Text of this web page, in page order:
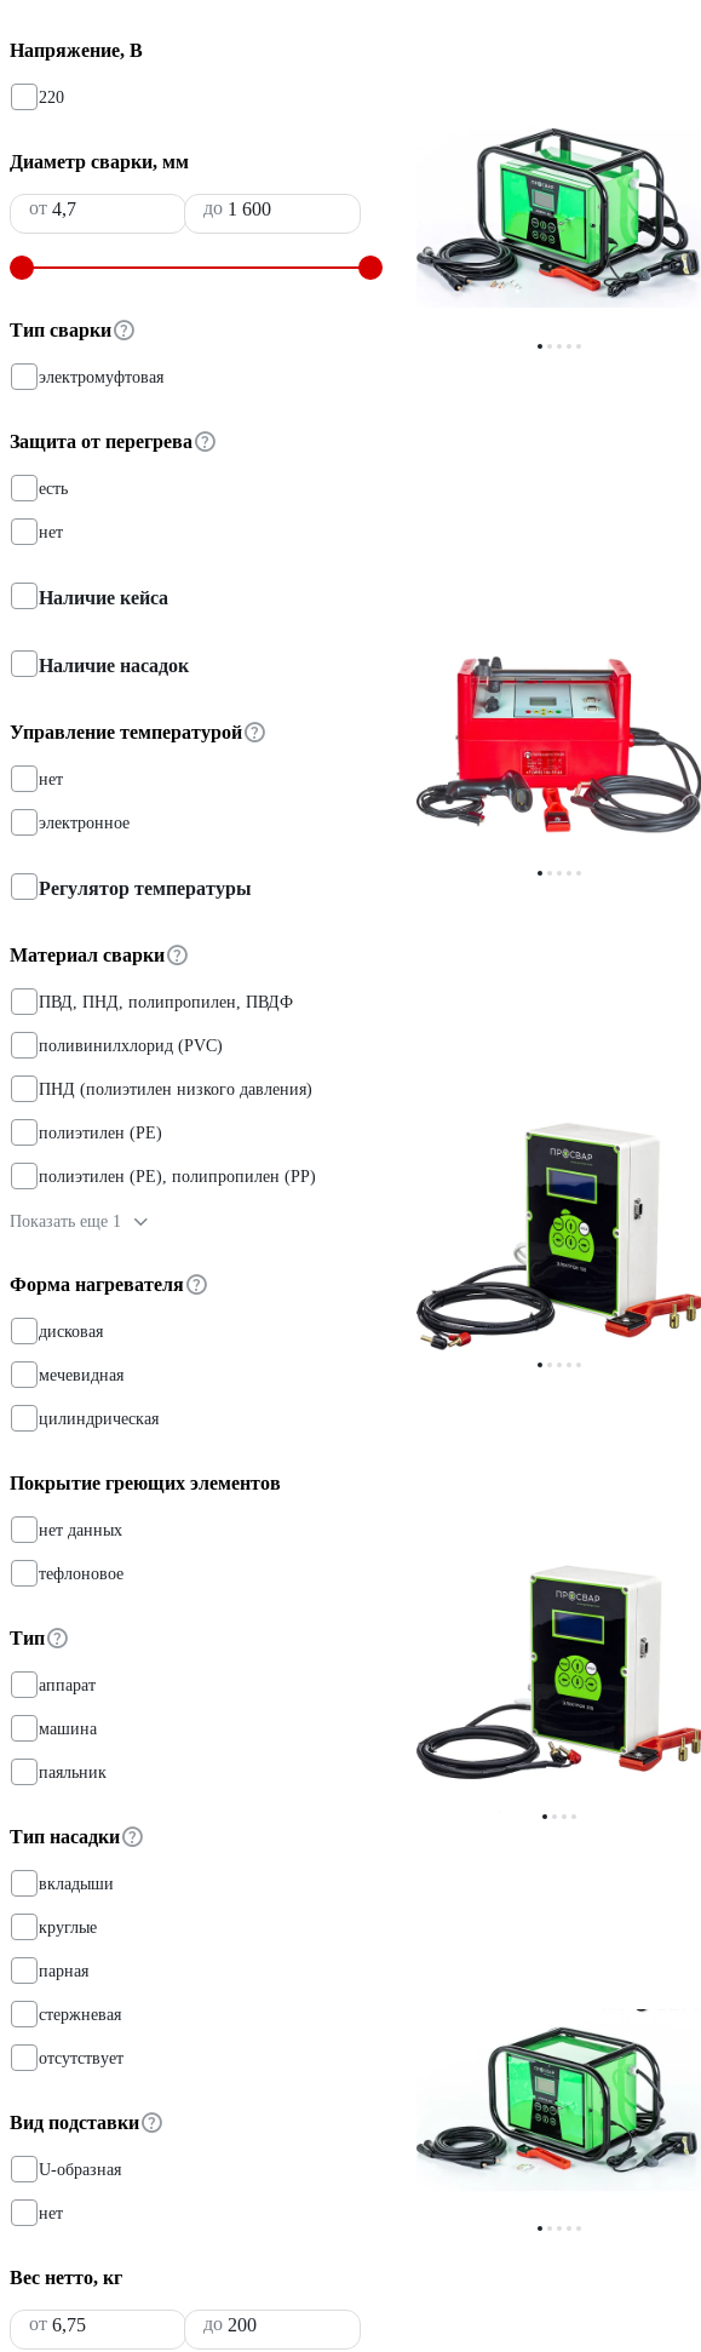
Напряжение, В
220
Диаметр сварки, мм
от до
Тип сварки
электромуфтовая
Защита от перегрева
есть
нет
Наличие кейса
Наличие насадок
Управление температурой
нет
электронное
Регулятор температуры
Материал сварки
ПВД, ПНД, полипропилен, ПВДФ
поливинилхлорид (PVC)
ПНД (полиэтилен низкого давления)
полиэтилен (PE)
полиэтилен (PE), полипропилен (PP)
Показать еще 1
Форма нагревателя
дисковая
мечевидная
цилиндрическая
Покрытие греющих элементов
нет данных
тефлоновое
Тип
аппарат
машина
паяльник
Тип насадки
вкладыши
круглые
парная
стержневая
отсутствует
Вид подставки
U-образная
нет
Вес нетто, кг
от до